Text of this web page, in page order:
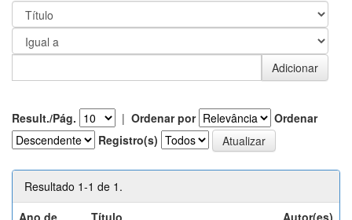
Result./Pág. | Ordenar por
Ordenar
Registro(s)
Resultado 1-1 de 1.
Ano de
Título Autor(es)